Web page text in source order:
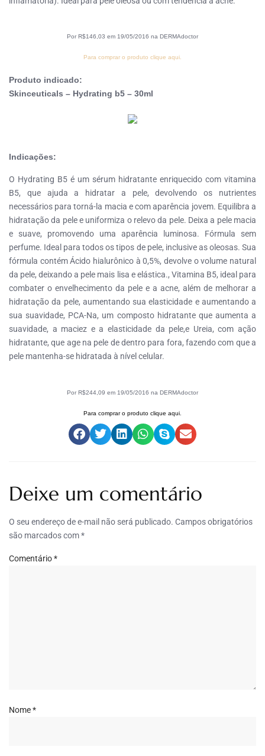
Por R$146,03 em 19/05/2016 na DERMAdoctor
Para comprar o produto clique aqui.
Produto indicado:
Skinceuticals – Hydrating b5 – 30ml
Indicações:
O Hydrating B5 é um sérum hidratante enriquecido com vitamina
B5, que ajuda a hidratar a pele, devolvendo os nutrientes
necessários para torná-la macia e com aparência jovem. Equilibra a
hidratação da pele e uniformiza o relevo da pele. Deixa a pele macia
e suave, promovendo uma aparência luminosa. Fórmula sem
perfume. Ideal para todos os tipos de pele, inclusive as oleosas. Sua
fórmula contém Ácido hialurônico à 0,5%, devolve o volume natural
da pele, deixando a pele mais lisa e elástica., Vitamina B5, ideal para
combater o envelhecimento da pele e a acne, além de melhorar a
hidratação da pele, aumentando sua elasticidade e aumentando a
sua suavidade, PCA-Na, um composto hidratante que aumenta a
suavidade, a maciez e a elasticidade da pele,e Ureia, com ação
hidratante, que age na pele de dentro para fora, fazendo com que a
pele mantenha-se hidratada à nível celular.
Por R$244,09 em 19/05/2016 na DERMAdoctor
Para comprar o produto clique aqui.
Deixe um comentário
O seu endereço de e-mail não será publicado. Campos obrigatórios
são marcados com*
Comentário*
Nome*